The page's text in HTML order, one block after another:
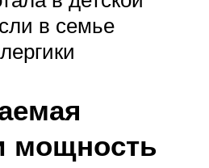
в семье
мощность